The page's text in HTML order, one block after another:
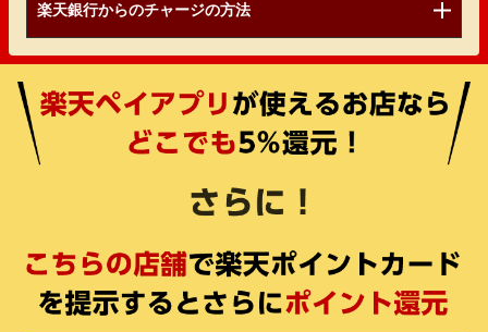
楽天銀行からのチャージの方法